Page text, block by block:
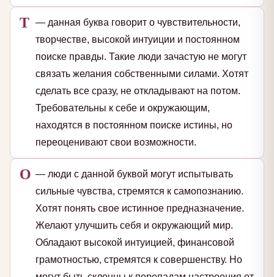
Т — данная буква говорит о чувствительности,
творчестве, высокой интуиции и постоянном
поиске правды. Такие люди зачастую не могут
связать желания собственными силами. Хотят
сделать все сразу, не откладывают на потом.
Требовательны к себе и окружающим,
находятся в постоянном поиске истины, но
переоценивают свои возможности.
О — люди с данной буквой могут испытывать
сильные чувства, стремятся к самопознанию.
Хотят понять свое истинное предназначение.
Желают улучшить себя и окружающий мир.
Обладают высокой интуицией, финансовой
грамотностью, стремятся к совершенству. Но